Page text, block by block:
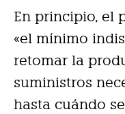
En principio, el
«el mínimo
retomar la
suministros
hasta cuándo